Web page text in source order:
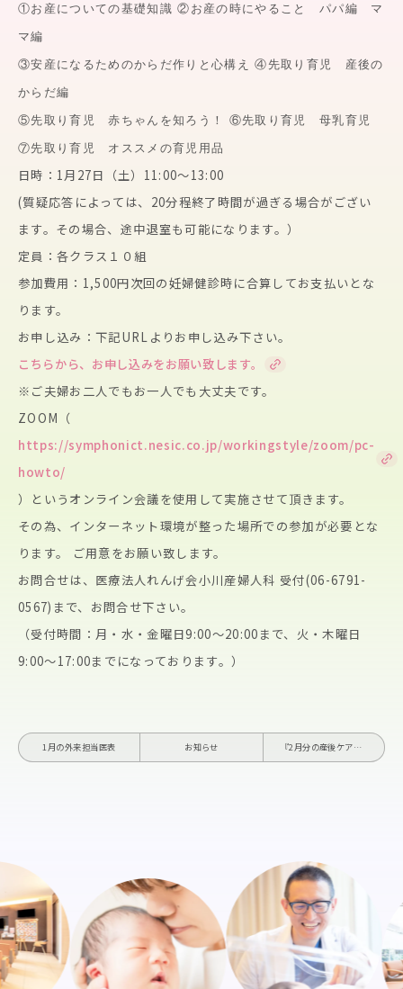
①お産についての基礎知識 ②お産の時にやること パパ編 マ
マ編
③安産になるためのからだ作りと心構え ④先取り育児 産後の
からだ編
⑤先取り育児 赤ちゃんを知ろう！ ⑥先取り育児 母乳育児
⑦先取り育児 オススメの育児用品
日時：1月27日（土）11:00〜13:00
(質疑応答によっては、 20分程終了時間が過ぎる場合がござい
ます。その場合、 途中退室も可能になります。）
定員：各クラス１０組
参加費用：1,500円次回の妊婦健診時に合算してお支払いとな
ります。
お申し込み：下記URLよりお申し込み下さい。
こちらから、お申し込みをお願い致します。
※ご夫婦お二人でもお一人でも大丈夫です。
ZOOM（
https://symphonict.nesic.co.jp/workingstyle/zoom/pc-
howto/
）
というオンライン会議を使用して実施させて頂きます。
その為、 インターネット環境が整った場所での参加が必要とな
ります。 ご用意をお願い致します。
お問合せは、医療法人れんげ会小川産婦人科 受付(06-6791-
0567)まで、お問合せ下さい。
（受付時間：月・水・金曜日9:00〜20:00まで、火・木曜日
9:00〜17:00までになっております。）
1月の外来担当医表 お知らせ 『2月分の産後ケアデイケア@助産院はぐくみの利用予約について』のご案内 Copy